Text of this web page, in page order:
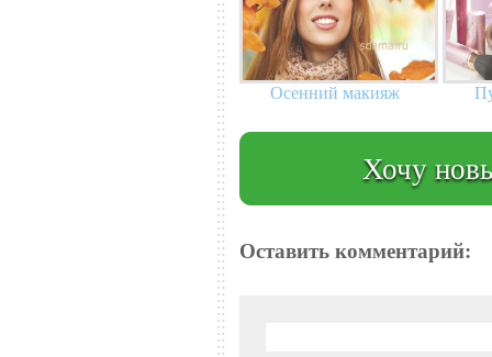
Осенний макияж
Хочу
Оставить комментарий: